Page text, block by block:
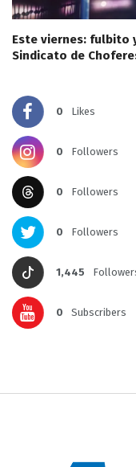
Este viernes: fulbito
Sindicato de
0 Likes
0 Followers
0 Followers
0 Followers
1,445
0 Subscribers